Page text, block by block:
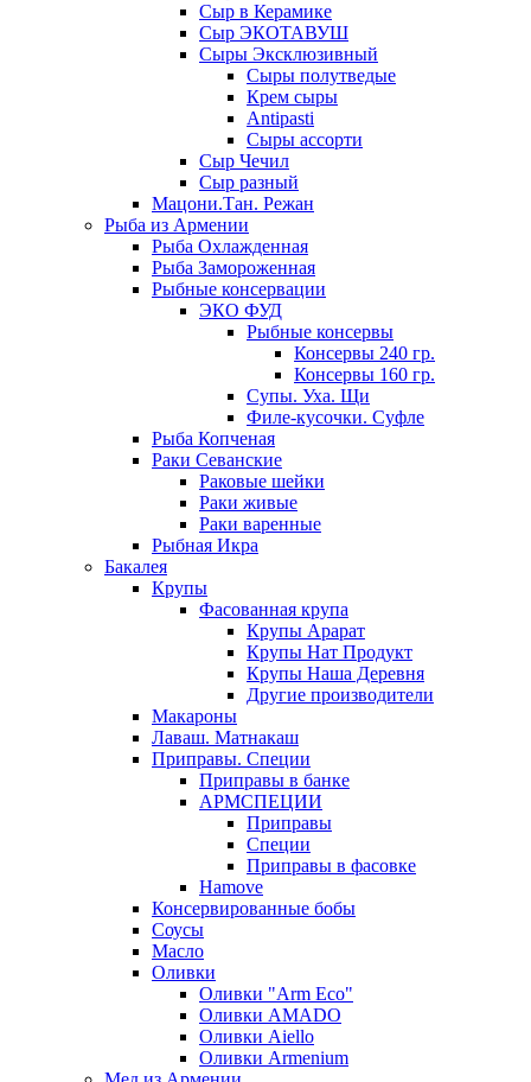
Сыр в Керамике
Сыр ЭКОТАВУШ
Сыры Эксклюзивный
Сыры полутведые
Крем сыры
Antipasti
Сыры ассорти
Сыр Чечил
Сыр разный
Мацони.Тан. Режан
Рыба из Армении
Рыба Охлажденная
Рыба Замороженная
Рыбные консервации
ЭКО ФУД
Рыбные консервы
Консервы 240 гр.
Консервы 160 гр.
Супы. Уха. Щи
Филе-кусочки. Суфле
Рыба Копченая
Раки Севанские
Раковые шейки
Раки живые
Раки варенные
Рыбная Икра
Бакалея
Крупы
Фасованная крупа
Крупы Арарат
Крупы Нат Продукт
Крупы Наша Деревня
Другие производители
Макароны
Лаваш. Матнакаш
Приправы. Специи
Приправы в банке
АРМСПЕЦИИ
Приправы
Специи
Приправы в фасовке
Hamove
Консервированные бобы
Соусы
Масло
Оливки
Оливки "Arm Eco"
Оливки AMADO
Оливки Aiello
Оливки Armenium